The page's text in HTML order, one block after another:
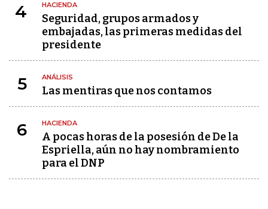
4 HACIENDA
Seguridad, grupos armados y
embajadas, las primeras medidas del
presidente
5 ANÁLISIS
Las mentiras que nos contamos
6 HACIENDA
A pocas horas de la posesión de De la
Espriella, aún no hay nombramiento
para el DNP